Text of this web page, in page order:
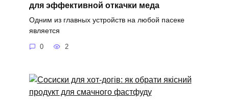
для эффективной откачки меда
Одним из главных устройств на любой пасеке
является
0 2